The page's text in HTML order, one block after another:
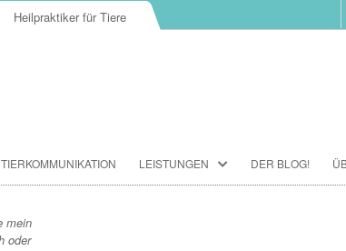
Heilpraktiker für Tiere
Inhalt
springen
TIERKOMMUNIKATION LEISTUNGEN DER BLOG!